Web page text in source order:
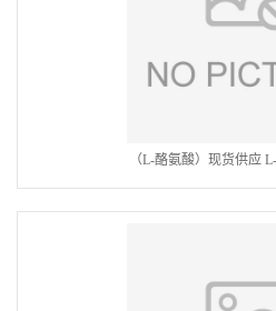
（L-酪氨酸）现货供应